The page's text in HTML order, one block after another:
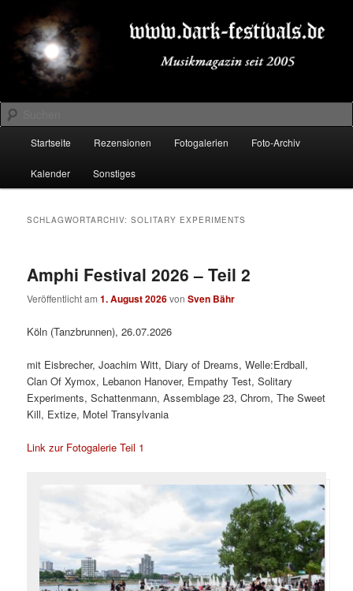
primären
Inhalt
springen
sekundären
Inhalt
springenDARK-FESTIVALS.DE
Suchen
Startseite Rezensionen Fotogalerien Foto-Archiv
Kalender Sonstiges
SCHLAGWORTARCHIV:SOLITARY EXPERIMENTS
Amphi Festival 2026 – Teil 2
Veröffentlicht am1. August 2026vonSven Bähr
Köln (Tanzbrunnen), 26.07.2026
mit Eisbrecher, Joachim Witt, Diary of Dreams, Welle:Erdball,
Clan Of Xymox, Lebanon Hanover, Empathy Test, Solitary
Experiments, Schattenmann, Assemblage 23, Chrom, The Sweet
Kill, Extize, Motel Transylvania
Link zur Fotogalerie Teil 1